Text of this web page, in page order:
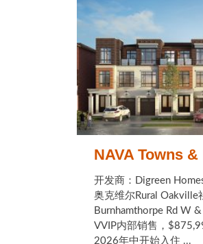
NAVA Towns
开发商：Digreen
奥克维尔Rural Oakville
Burnhamthorpe Rd W
VVIP内部销售，
2026年中开始入住 ...